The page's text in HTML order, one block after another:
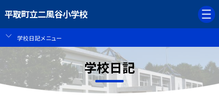
平取町立二風谷小学校
学校日記メニュー
学校日記